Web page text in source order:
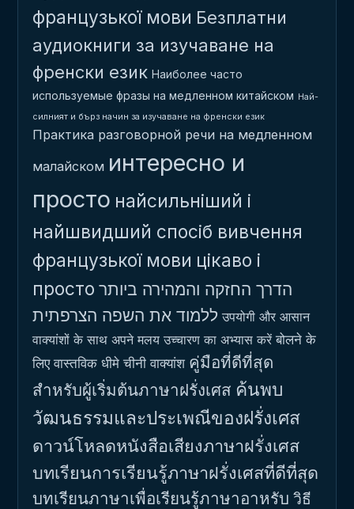
французької мови Безплатни
аудиокниги за изучаване на
френски език Наиболее часто
используемые фразы на медленном китайском Най-
силният и бърз начин за изучаване на френски език
Практика разговорной речи на медленном
малайском интересно и
просто найсильніший і
найшвидший спосіб вивчення
французької мови цікаво і
просто הדרך החזקה והמהירה ביותר
ללמוד את השפה הצרפתית उपयोगी और आसान
वाक्यांशों के साथ अपने मलय उच्चारण का अभ्यास करें बोलने के
लिए वास्तविक धीमे चीनी वाक्यांश คู่มือที่ดีที่สุด
สำหรับผู้เริ่มต้นภาษาฝรั่งเศส ค้นพบ
วัฒนธรรมและประเพณีของฝรั่งเศส
ดาวน์โหลดหนังสือเสียงภาษาฝรั่งเศส
บทเรียนการเรียนรู้ภาษาฝรั่งเศสที่ดีที่สุด
บทเรียนภาษาเพื่อเรียนรู้ภาษาอาหรับ วิธี